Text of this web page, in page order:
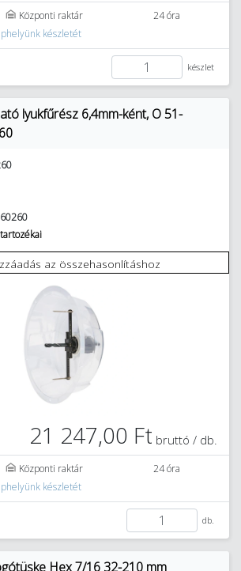
Központi raktár
24 óra
készletét
készlet
lyukfűrész 6,4mm-ként, O 51-
az összehasonlításhoz
21 247,00 Ft bruttó / db.
Központi raktár
24 óra
készletét
db.
Hex 7/16 32-210 mm